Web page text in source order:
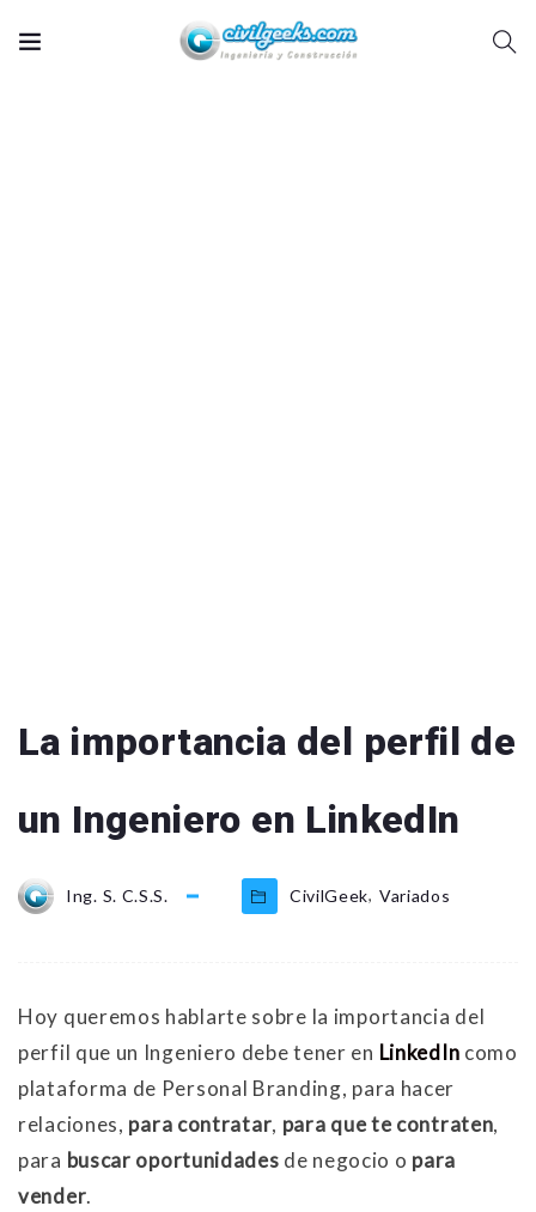
La importancia del perfil de
un Ingeniero en LinkedIn
Ing. S. C.S.S. CivilGeek, Variados
Hoy queremos hablarte sobre la importancia del
perfil que un Ingeniero debe tener en LinkedIn como
plataforma de Personal Branding, para hacer
relaciones, para contratar, para que te contraten,
para buscar oportunidades de negocio o para
vender.